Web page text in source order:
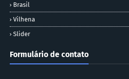
Brasil
Vilhena
Slider
Formulário de contato